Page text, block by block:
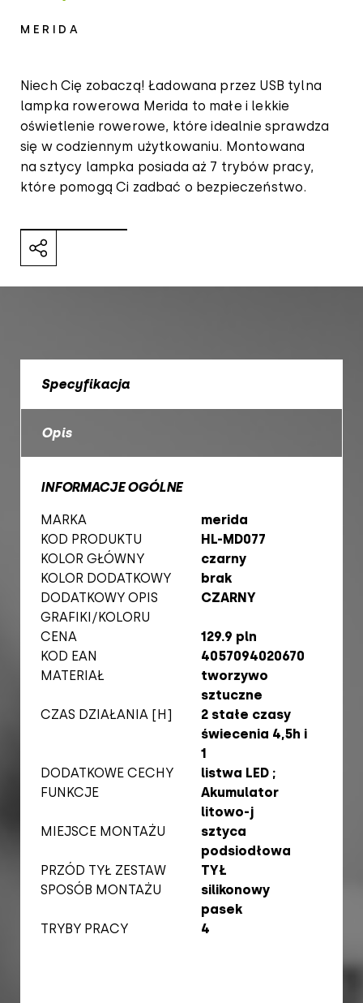
MERIDA
Niech Cię zobaczą! Ładowana przez USB tylna
lampka rowerowa Merida to małe i lekkie
oświetlenie rowerowe, które idealnie sprawdza
się w codziennym użytkowaniu. Montowana
na sztycy lampka posiada aż 7 trybów pracy,
które pomogą Ci zadbać o bezpieczeństwo.
Specyfikacja
Opis
INFORMACJE OGÓLNE
MARKA
merida
KOD PRODUKTU
HL-MD077
KOLOR GŁÓWNY
czarny
KOLOR DODATKOWY
brak
DODATKOWY OPIS
GRAFIKI/KOLORU
CZARNY
CENA
129.9 pln
KOD EAN
4057094020670
MATERIAŁ
tworzywo
sztuczne
CZAS DZIAŁANIA [H]
2 stałe czasy
świecenia 4,5h i
1
DODATKOWE CECHY
FUNKCJE
listwa LED ;
Akumulator
litowo-j
MIEJSCE MONTAŻU
sztyca
podsiodłowa
PRZÓD TYŁ ZESTAW
TYŁ
SPOSÓB MONTAŻU
silikonowy
pasek
TRYBY PRACY
4